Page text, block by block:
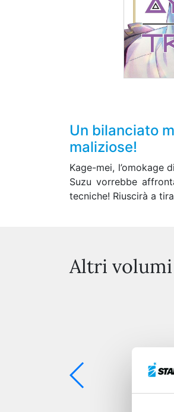
Un bilanciato
maliziose!
Kage-mei, l’omokage
Suzu vorrebbe
tecniche! Riuscirà a
Altri